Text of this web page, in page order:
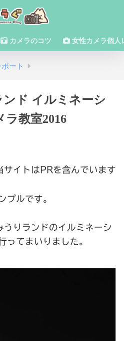
カメラのコツ 女性カメラ個人
ート
ド イルミネーシ
ラ教室2016
イトはPRを含んでいます
プルです。
りランドのイルミネーシ
ってまいりました。